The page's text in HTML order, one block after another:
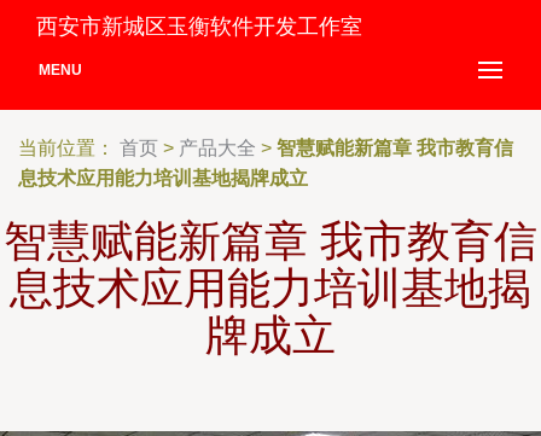
西安市新城区玉衡软件开发工作室
MENU
当前位置： 首页 > 产品大全 > 智慧赋能新篇章 我市教育信
息技术应用能力培训基地揭牌成立
智慧赋能新篇章 我市教育信
息技术应用能力培训基地揭
牌成立